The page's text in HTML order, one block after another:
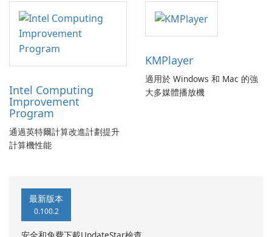
Intel Computing
Improvement
Program
通過英特爾計算改進計劃提升
計算機性能
KMPlayer
適用於 Windows 和 Mac 的強
大多媒體播放機
最新版本
0.100.2